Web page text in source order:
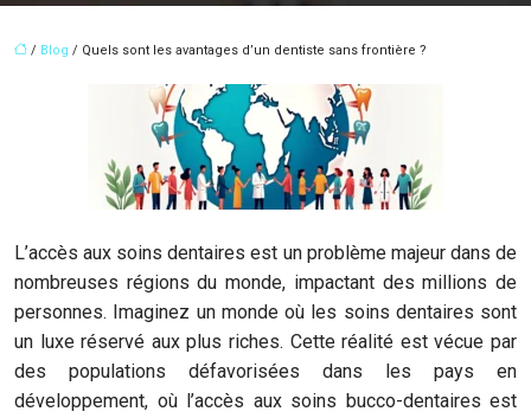
/ Blog / Quels sont les avantages d’un dentiste sans frontière ?
L’accès aux soins dentaires est un problème majeur dans de
nombreuses régions du monde, impactant des millions de
personnes. Imaginez un monde où les soins dentaires sont
un luxe réservé aux plus riches. Cette réalité est vécue par
des populations défavorisées dans les pays en
développement, où l’accès aux soins bucco-dentaires est